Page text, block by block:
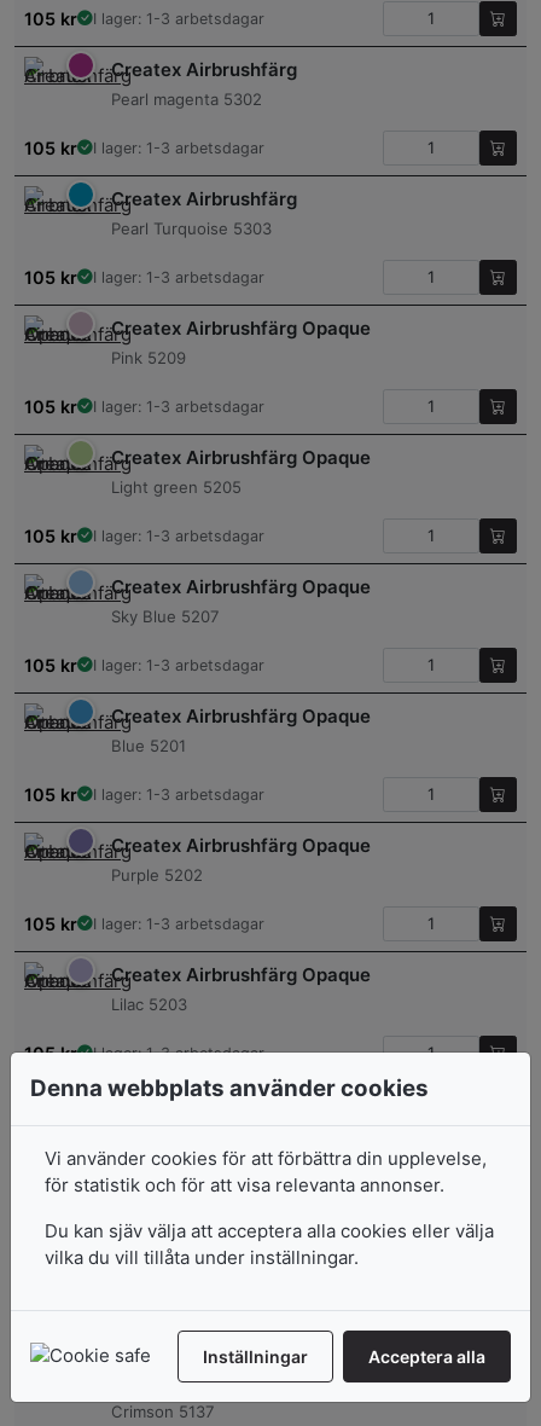
105 kr I lager: 1-3 arbetsdagar
Createx Airbrushfärg
Pearl magenta 5302
105 kr I lager: 1-3 arbetsdagar
Createx Airbrushfärg
Pearl Turquoise 5303
105 kr I lager: 1-3 arbetsdagar
Createx Airbrushfärg Opaque
Pink 5209
105 kr I lager: 1-3 arbetsdagar
Createx Airbrushfärg Opaque
Light green 5205
105 kr I lager: 1-3 arbetsdagar
Createx Airbrushfärg Opaque
Sky Blue 5207
105 kr I lager: 1-3 arbetsdagar
Createx Airbrushfärg Opaque
Blue 5201
105 kr I lager: 1-3 arbetsdagar
Createx Airbrushfärg Opaque
Purple 5202
105 kr I lager: 1-3 arbetsdagar
Createx Airbrushfärg Opaque
Lilac 5203
105kr I lager: 1-3 arbetsdagar
Createx Airbrushfärg
Purple 5135
Createx Airbrushfärg
I lager: 1-3 arbetsdagar
Createx Airbrushfärg
Crimson 5137
Denna webbplats använder cookies
Vi använder cookies för att förbättra din upplevelse,
för statistik och för att visa relevanta annonser.
Du kan sjäv välja att acceptera alla cookies eller välja
vilka du vill tillåta under inställningar.
Inställningar Acceptera alla